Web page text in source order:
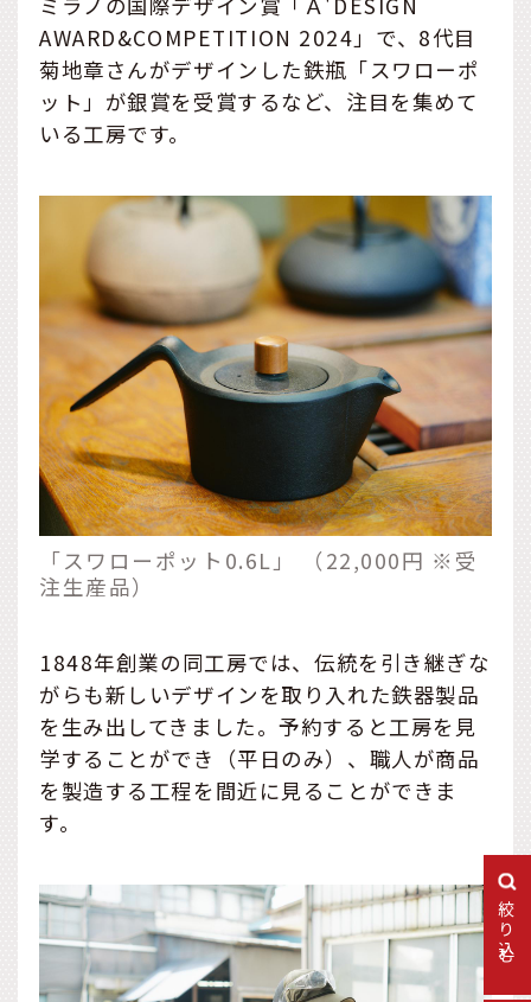
絞り込む
AWARD&COMPETITION 2024」で、8代目
菊地章さんがデザインした鉄瓶「スワローポ
ット」が銀賞を受賞するなど、注目を集めて
いる工房です。
「スワローポット0.6L」 （22,000円 ※受
注生産品）
1848年創業の同工房では、伝統を引き継ぎな
がらも新しいデザインを取り入れた鉄器製品
を生み出してきました。予約すると工房を見
学することができ（平日のみ）、職人が商品
を製造する工程を間近に見ることができま
す。